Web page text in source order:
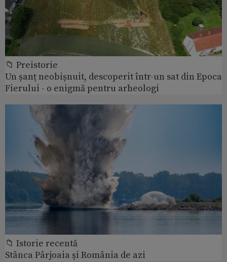
📁 Preistorie
Un șanț neobișnuit, descoperit într-un sat din Epoca
Fierului - o enigmă pentru arheologi
📁 Istorie recentă
Stânca Pârjoaia şi România de azi